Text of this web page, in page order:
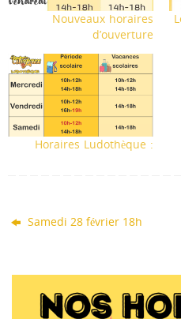
Nouveaux horaires
d’ouverture
Horaires Ludothèque :
Samedi 28 février 18h